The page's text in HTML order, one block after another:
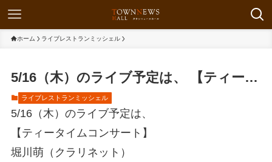
ホーム ライブレストランミッシェル
5/16（木）のライブ予定は、 【ティー…
ライブレストランミッシェル
5/16（木）のライブ予定は、
【ティータイムコンサート】
堀川萌（クラリネット）